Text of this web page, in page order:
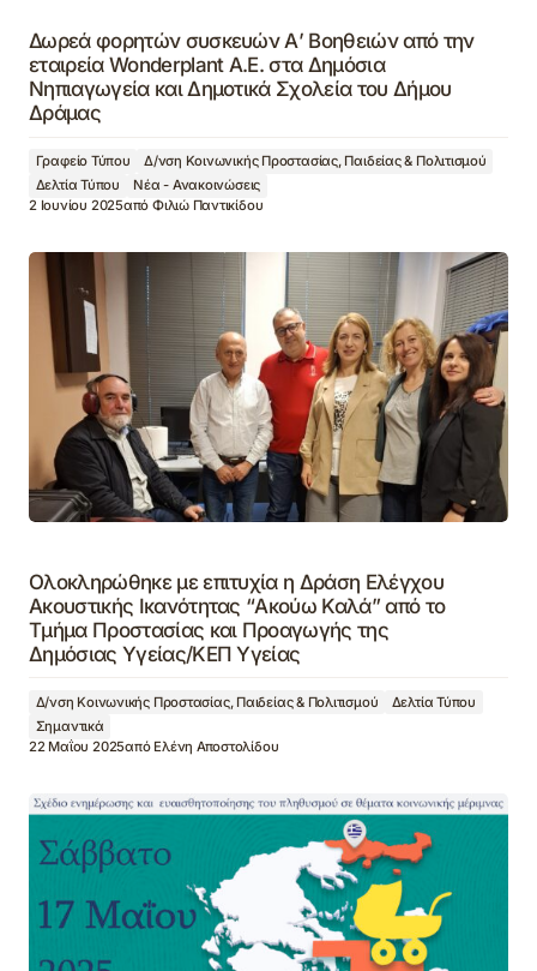
Δωρεά φορητών συσκευών Α’ Βοηθειών από την
εταιρεία Wonderplant A.E. στα Δημόσια
Νηπιαγωγεία και Δημοτικά Σχολεία του Δήμου
Δράμας
Γραφείο Τύπου
Δ/νση Κοινωνικής Προστασίας, Παιδείας & Πολιτισμού
Δελτία Τύπου
Νέα - Ανακοινώσεις
2 Ιουνίου 2025από Φιλιώ Παντικίδου
Ολοκληρώθηκε με επιτυχία η Δράση Ελέγχου
Ακουστικής Ικανότητας “Ακούω Καλά” από το
Τμήμα Προστασίας και Προαγωγής της
Δημόσιας Υγείας/ΚΕΠ Υγείας
Δ/νση Κοινωνικής Προστασίας, Παιδείας & Πολιτισμού
Δελτία Τύπου
Σημαντικά
22 Μαΐου 2025από Ελένη Αποστολίδου